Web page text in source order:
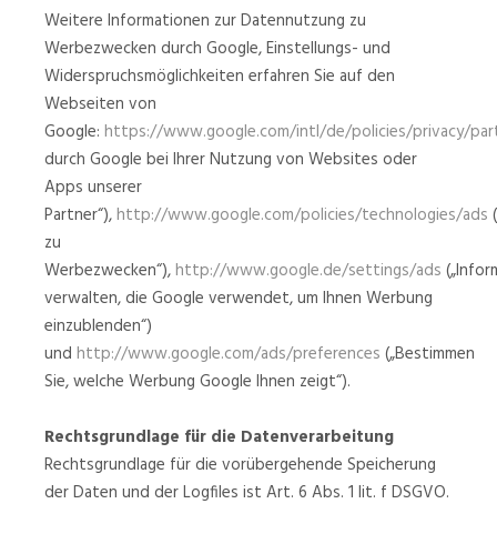
Weitere Informationen zur Datennutzung zu
Werbezwecken durch Google, Einstellungs- und
Widerspruchsmöglichkeiten erfahren Sie auf den
Webseiten von
Google: https://www.google.com/intl/de/policies/privacy/
durch Google bei Ihrer Nutzung von Websites oder
Apps unserer
Partner“),http://www.google.com/policies/technologies/ads
zu
Werbezwecken“),http://www.google.de/settings/ads
verwalten, die Google verwendet, um Ihnen Werbung
einzublenden“)
und http://www.google.com/ads/preferences („Bestimmen
Sie, welche Werbung Google Ihnen zeigt“).
Rechtsgrundlage für die Datenverarbeitung
Rechtsgrundlage für die vorübergehende Speicherung
der Daten und der Logfiles ist Art. 6 Abs. 1 lit. f DSGVO.